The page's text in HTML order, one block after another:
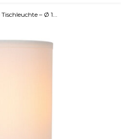
Tischleuchte – Ø 1...